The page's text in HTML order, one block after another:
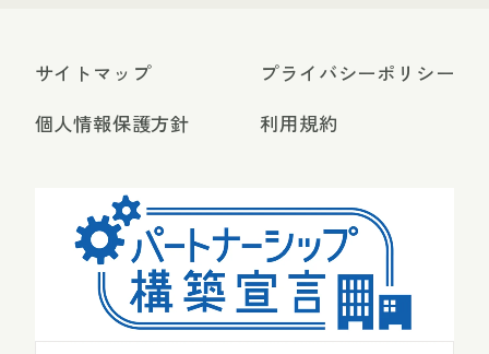
サイトマップ
個人情報保護方針
プライバシーポリシー
利用規約